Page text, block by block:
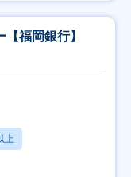
福岡銀行】
上